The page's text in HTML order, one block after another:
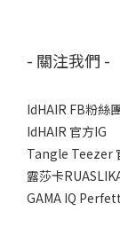
- 關注我們 -
IdHAIR FB粉絲
IdHAIR 官方IG
Tangle Teezer
露莎卡
GAMA IQ